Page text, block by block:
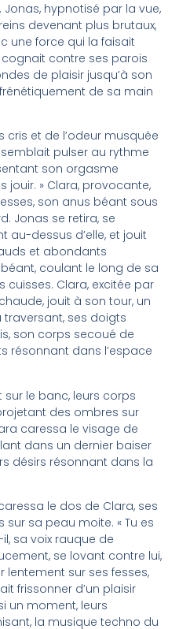
hypnotisé par la vue,
devenant plus brutaux,
une force qui la faisait
contre ses parois
de plaisir jusqu’à son
de sa main
cris et de l’odeur musquée
pulser au rythme
son orgasme
jouir. » Clara, provocante,
son anus béant sous
Jonas se retira, se
au-dessus d’elle, et jouit
et abondants
coulant le long de sa
cuisses. Clara, excitée par
jouit à son tour, un
ses doigts
son corps secoué de
résonnant dans l’espace
sur le banc, leurs corps
des ombres sur
caressa le visage de
dans un dernier baiser
désirs résonnant dans la
le dos de Clara, ses
sa peau moite. « Tu es
sa voix rauque de
se lovant contre lui,
lentement sur ses fesses,
frissonner d’un plaisir
un moment, leurs
la musique techno du